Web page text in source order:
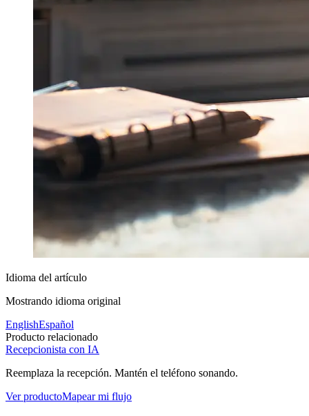
Idioma del artículo
Mostrando idioma original
EnglishEspañol
Producto relacionado
Recepcionista con IA
Reemplaza la recepción. Mantén el teléfono sonando.
Ver productoMapear mi flujo